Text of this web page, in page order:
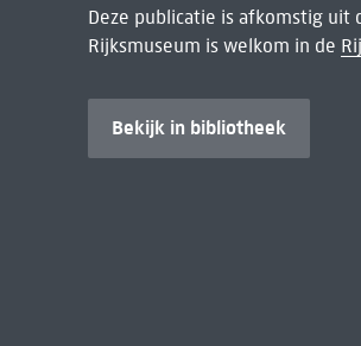
Deze publicatie is afkomstig uit
Rijksmuseum is welkom in de
Bekijk in bibliotheek